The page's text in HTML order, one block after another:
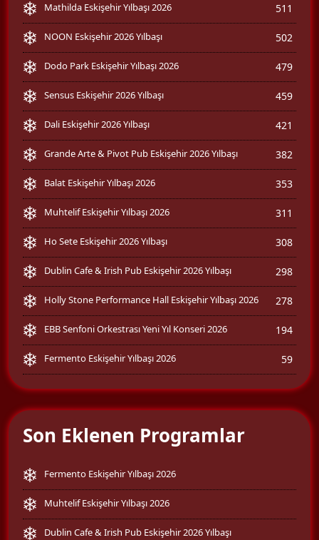
Mathilda Eskişehir Yılbaşı 2026 511
NOON Eskişehir 2026 Yılbaşı 502
Dodo Park Eskişehir Yılbaşı 2026 479
Sensus Eskişehir 2026 Yılbaşı 459
Dali Eskişehir 2026 Yılbaşı 421
Grande Arte & Pivot Pub Eskişehir 2026 Yılbaşı 382
Balat Eskişehir Yılbaşı 2026 353
Muhtelif Eskişehir Yılbaşı 2026 311
Ho Sete Eskişehir 2026 Yılbaşı 308
Dublin Cafe & Irish Pub Eskişehir 2026 Yılbaşı 298
Holly Stone Performance Hall Eskişehir Yılbaşı 2026 278
EBB Senfoni Orkestrası Yeni Yıl Konseri 2026 194
Fermento Eskişehir Yılbaşı 2026 59
Son Eklenen Programlar
Fermento Eskişehir Yılbaşı 2026
Muhtelif Eskişehir Yılbaşı 2026
Dublin Cafe & Irish Pub Eskişehir 2026 Yılbaşı